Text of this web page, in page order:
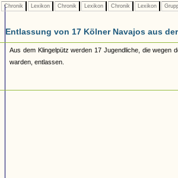
Chronik Lexikon Chronik Lexikon Chronik Lexikon
Entlassung von 17 Kölner Navajos aus
Aus dem Klingelpütz werden 17 Jugendliche, die wegen
warden, entlassen.